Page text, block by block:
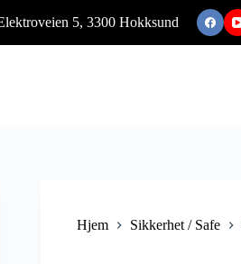
5, 3300 Hokksund
Hjem Sikkerhet / Safe